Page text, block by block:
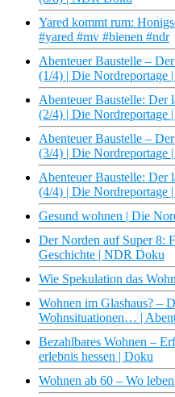
Yared kommt rum:
#yared #mv #bienen #ndr
Abenteuer Baustelle –
(1/4) | Die Nordreportage
Abenteuer Baustelle: Der
(2/4) | Die Nordreportage
Abenteuer Baustelle –
(3/4) | Die Nordreportage
Abenteuer Baustelle: Der
(4/4) | Die Nordreportage
Gesund wohnen | Die
Der Norden auf Super 8:
Geschichte | NDR Doku
Wie Spekulation das
Wohnen im Glashaus?
Wohnsituationen… |
Bezahlbares Wohnen –
erlebnis hessen | Doku
Wohnen ab 60 – Wo